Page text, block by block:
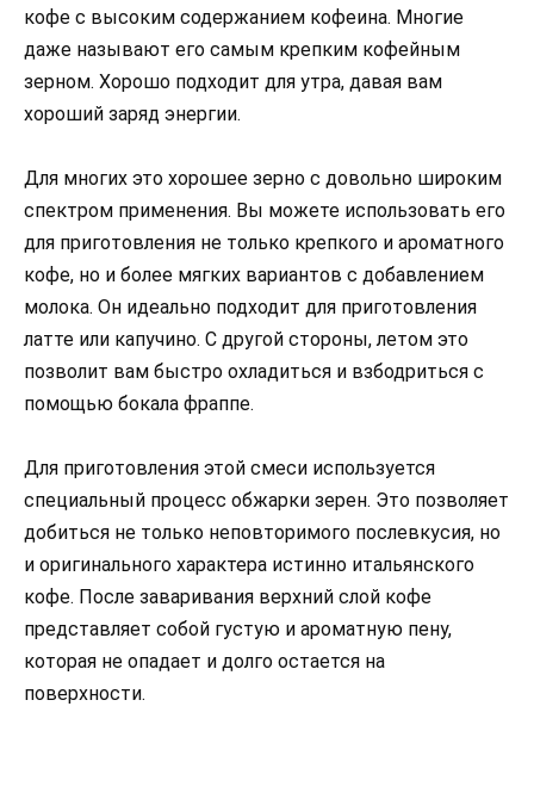
кофе с высоким содержанием кофеина. Многие
даже называют его самым крепким кофейным
зерном. Хорошо подходит для утра, давая вам
хороший заряд энергии.
Для многих это хорошее зерно с довольно широким
спектром применения. Вы можете использовать его
для приготовления не только крепкого и ароматного
кофе, но и более мягких вариантов с добавлением
молока. Он идеально подходит для приготовления
латте или капучино. С другой стороны, летом это
позволит вам быстро охладиться и взбодриться с
помощью бокала фраппе.
Для приготовления этой смеси используется
специальный процесс обжарки зерен. Это позволяет
добиться не только неповторимого послевкусия, но
и оригинального характера истинно итальянского
кофе. После заваривания верхний слой кофе
представляет собой густую и ароматную пену,
которая не опадает и долго остается на
поверхности.